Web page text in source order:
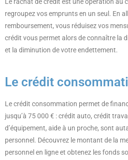
regroupez vos emprunts en un seul. En
remboursement, vous réduisez vos
crédit vous permet alors de connaître la
et la diminution de votre endettement.
Le crédit
Le crédit consommation permet de
jusqu’à 75 000 € : crédit auto, crédit
d’équipement, aide à un proche, sont
personnel. Découvrez le montant de la
personnel en ligne et obtenez les fonds